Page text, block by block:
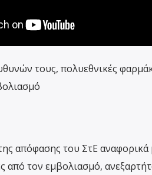
τους, πολυεθνικές
απόφασης του ΣτΕ
από τον εμβολιασμό,